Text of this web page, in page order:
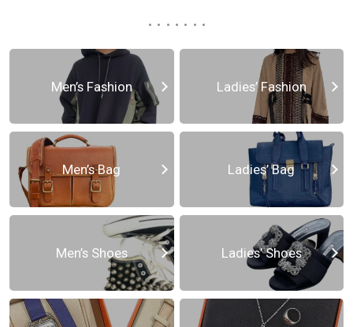
Men’s Fashion Ladies’ Fashion
Men’s Bag Ladies’ Bag
Men’s Shoes Ladies’ Shoes